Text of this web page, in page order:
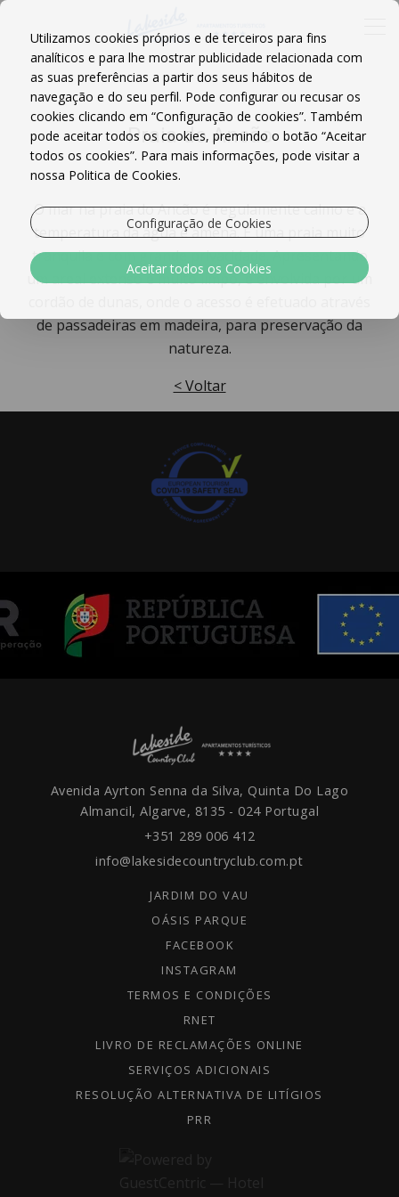
Praia do Ancão
O mar na praia do Ancão é regulamente calmo e a
temperatura da água é amena. É uma praia muito
tranquila e com grande privacidade. Apresentando
um areal extenso e muito limpo, é envolvida por um
de passadeiras em madeira, para preservação da
natureza.
< Voltar
Avenida Ayrton Senna da Silva, Quinta Do Lago
Almancil, Algarve, 8135 - 024Portugal
+351 289 006 412
info@lakesidecountryclub.com.pt
JARDIM DO VAU
OÁSIS PARQUE
FACEBOOK
INSTAGRAM
TERMOS E CONDIÇÕES
RNET
LIVRO DE RECLAMAÇÕES ONLINE
SERVIÇOS ADICIONAIS
RESOLUÇÃO ALTERNATIVA DE LITÍGIOS
PRR
Utilizamos cookies próprios e de terceiros para fins
analíticos e para lhe mostrar publicidade relacionada com
as suas preferências a partir dos seus hábitos de
navegação e do seu perfil. Pode configurar ou recusar os
cookies clicando em “Configuração de cookies”. Também
pode aceitar todos os cookies, premindo o botão “Aceitar
todos os cookies”. Para mais informações, pode visitar a
nossa Politica de Cookies.
Configuração de Cookies
Aceitar todos os Cookies